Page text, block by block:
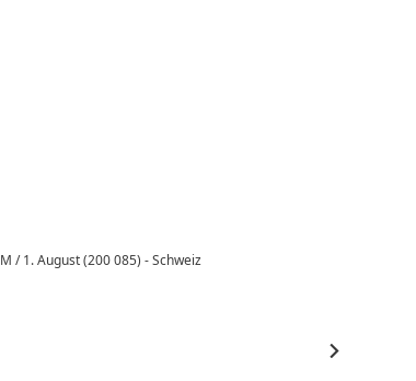
/ 1. August (200 085) - Schweiz